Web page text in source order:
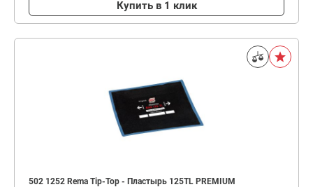
Купить в 1 клик
502 1252 Rema Tip-Top - Пластырь 125TL PREMIUM